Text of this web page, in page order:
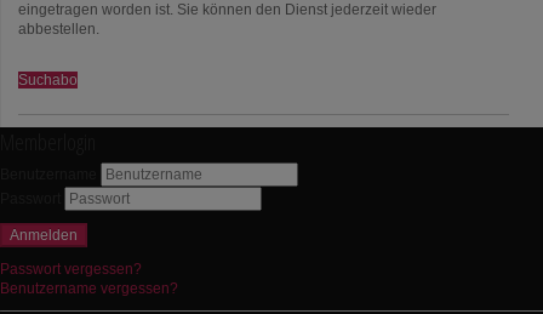
eingetragen worden ist. Sie können den Dienst jederzeit wieder
abbestellen.
Suchabo
Anmelden
Passwort vergessen?
Benutzername vergessen?